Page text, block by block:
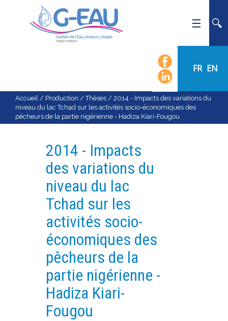
FR EN
ACTUALITÉS
AGENDA
CALENDRIER DES ÉVÈNEMENTS
ORGANIGRAMME
LISTE DU PERSONNEL
RECHERCHE
PLATEFORMES EXPÉRIMENTALES
IMPLANTATIONS GÉOGRAPHIQUES
PROJETS EN COURS
PROJETS TERMINÉS
NOS RÉSEAUX SCIENTIFIQUES ET TECHNIQUES
Accueil / Production /Thèses / 2014 - Impacts des variations du
niveau du lac Tchad sur les activités socio-économiques des
pêcheurs de la partie nigérienne - Hadiza Kiari-Fougou
2014 - Impacts
des variations du
niveau du lac
Tchad sur les
activités socio-
économiques des
pêcheurs de la
partie nigérienne -
Hadiza Kiari-
Fougou